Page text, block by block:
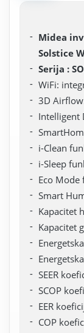
Midea
Solstice
Serija :
WiFi:
3D
Intelligent
i-Clean
i-Sleep
Eco Mode
Smart
Kapacitet
Kapacitet
SEER
SCOP
EER
COP